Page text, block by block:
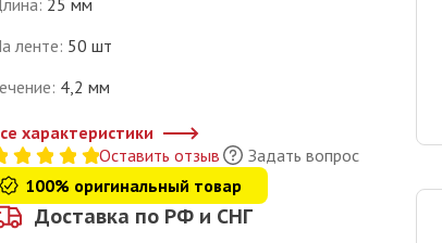
: 25 мм
ленте: 50 шт
: 4,2 мм
характеристики
Оставить отзыв
Задать вопрос
100% оригинальный товар
Доставка по РФ и СНГ